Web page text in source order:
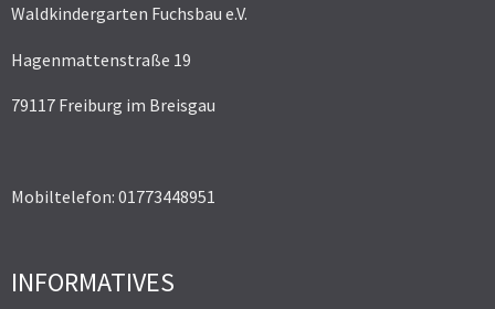
Waldkindergarten Fuchsbau e.V.
Hagenmattenstraße 19
79117 Freiburg im Breisgau
Mobiltelefon: 01773448951
INFORMATIVES